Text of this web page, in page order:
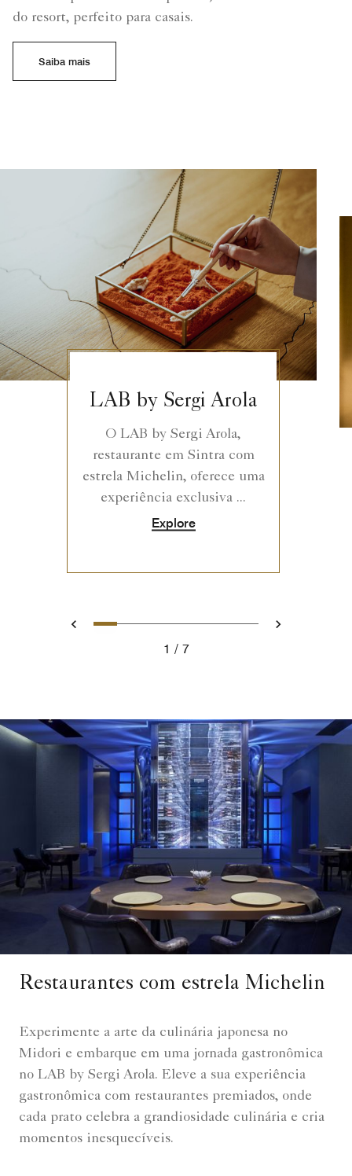
do resort, perfeito para casais.
Saiba mais
LAB by Sergi Arola
O LAB by Sergi Arola,
restaurante em Sintra com
estrela Michelin, oferece uma
experiência exclusiva ...
Explore
Anterior
0 1 2 3 4 5 6 Avançar
1 7
Restaurantes com estrela Michelin
Experimente a arte da culinária japonesa no
Midori e embarque em uma jornada gastronômica
no LAB by Sergi Arola. Eleve a sua experiência
gastronômica com restaurantes premiados, onde
cada prato celebra a grandiosidade culinária e cria
momentos inesquecíveis.